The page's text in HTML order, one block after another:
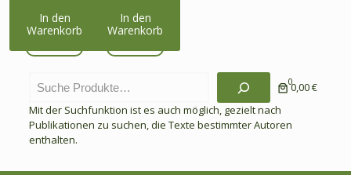
In den
Warenkorb
In den
Warenkorb
00,00 €
Mit der Suchfunktion ist es auch möglich, gezielt nach
Publikationen zu suchen, die Texte bestimmter Autoren
enthalten.